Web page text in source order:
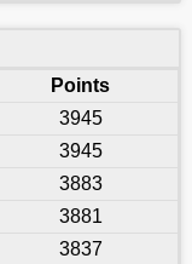
Points
3945
3945
3883
3881
3837